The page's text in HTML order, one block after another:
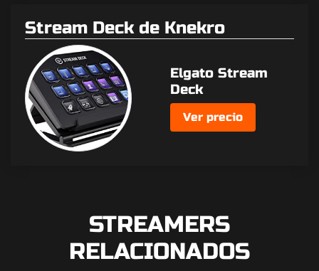
Stream Deck de Knekro
Elgato Stream
Deck
Ver precio
STREAMERS
RELACIONADOS